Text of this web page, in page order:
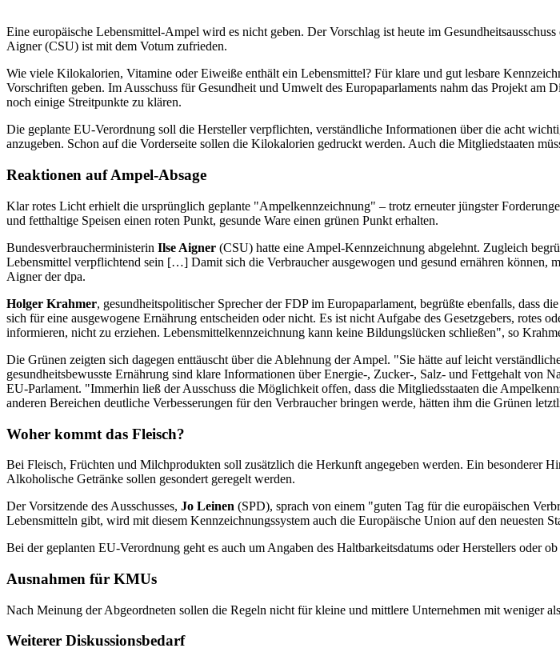
Eine europäische Lebensmittel-Ampel wird es nicht geben. Der Vorschlag ist heute im
Aigner (CSU) ist mit dem Votum zufrieden.
Wie viele Kilokalorien, Vitamine oder Eiweiße enthält ein Lebensmittel? Für klare und gut lesbare
Vorschriften geben. Im Ausschuss für Gesundheit und Umwelt des Europaparlaments nahm das Projekt
noch einige Streitpunkte zu klären.
Die geplante EU-Verordnung soll die Hersteller verpflichten, verständliche Informationen über die acht
anzugeben. Schon auf die Vorderseite sollen die Kilokalorien gedruckt werden. Auch die Mitgliedstaaten
Reaktionen auf Ampel-Absage
Klar rotes Licht erhielt die ursprünglich geplante "Ampelkennzeichnung" – trotz erneuter jüngster
und fetthaltige Speisen einen roten Punkt, gesunde Ware einen grünen Punkt erhalten.
Bundesverbraucherministerin Ilse Aigner (CSU) hatte eine Ampel-Kennzeichnung abgelehnt. Zugleich
Lebensmittel verpflichtend sein […] Damit sich die Verbraucher ausgewogen und gesund ernähren können,
Aigner der dpa.
Holger Krahmer, gesundheitspolitischer Sprecher der FDP im Europaparlament, begrüßte ebenfalls, dass
sich für eine ausgewogene Ernährung entscheiden oder nicht. Es ist nicht Aufgabe des Gesetzgebers, rotes
informieren, nicht zu erziehen. Lebensmittelkennzeichnung kann keine Bildungslücken schließen", so
Die Grünen zeigten sich dagegen enttäuscht über die Ablehnung der Ampel. "Sie hätte auf leicht
gesundheitsbewusste Ernährung sind klare Informationen über Energie-, Zucker-, Salz- und Fettgehalt von
EU-Parlament. "Immerhin ließ der Ausschuss die Möglichkeit offen, dass die Mitgliedsstaaten die
anderen Bereichen deutliche Verbesserungen für den Verbraucher bringen werde, hätten ihm die Grünen
Woher kommt das Fleisch?
Bei Fleisch, Früchten und Milchprodukten soll zusätzlich die Herkunft angegeben werden. Ein besonderer
Alkoholische Getränke sollen gesondert geregelt werden.
Der Vorsitzende des Ausschusses, Jo Leinen (SPD), sprach von einem "guten Tag für die europäischen
Lebensmitteln gibt, wird mit diesem Kennzeichnungssystem auch die Europäische Union auf den neuesten
Bei der geplanten EU-Verordnung geht es auch um Angaben des Haltbarkeitsdatums oder Herstellers oder
Ausnahmen für KMUs
Nach Meinung der Abgeordneten sollen die Regeln nicht für kleine und mittlere Unternehmen mit weniger
Weiterer Diskussionsbedarf